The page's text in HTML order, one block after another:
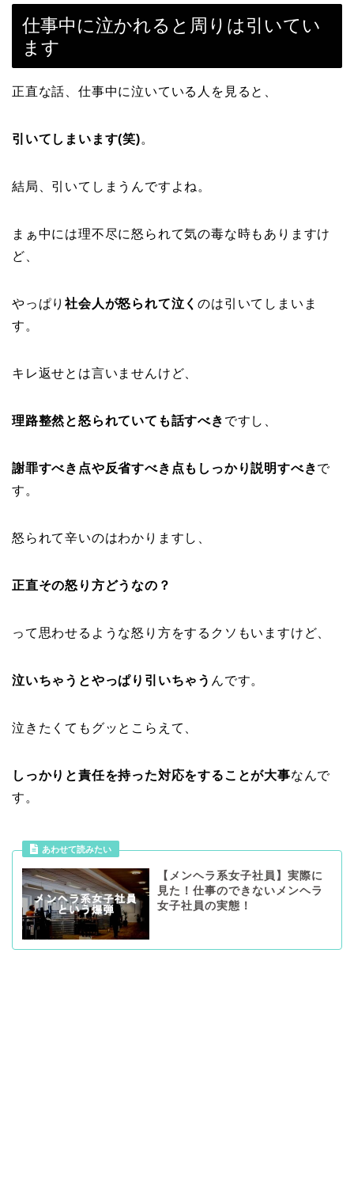
仕事中に泣かれると周りは引いてい
ます
正直な話、仕事中に泣いている人を見ると、
引いてしまいます(笑)。
結局、引いてしまうんですよね。
まぁ中には理不尽に怒られて気の毒な時もありますけ
ど、
やっぱり社会人が怒られて泣くのは引いてしまいま
す。
キレ返せとは言いませんけど、
理路整然と怒られていても話すべき ですし、
謝罪すべき点や反省すべき点もしっかり説明すべきで
す。
怒られて辛いのはわかりますし、
正直その怒り方どうなの？
って思わせるような怒り方をするクソもいますけど、
泣いちゃうとやっぱり引いちゃう んです。
泣きたくてもグッとこらえて、
しっかりと責任を持った対応をすることが大事なんで
す。
あわせて読みたい
【メンヘラ系女子社員】実際に
見た！仕事のできないメンヘラ
女子社員の実態！